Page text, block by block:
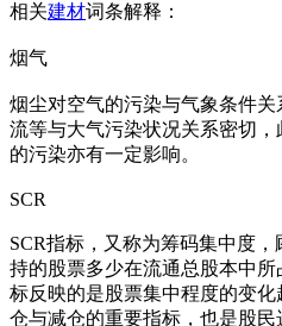
相关建材词条解释：
烟气
烟尘对空气的污染与气象条件
流等与大气污染状况关系密切
的污染亦有一定影响。
SCR
SCR指标，又称为筹码集中度
持的股票多少在流通总股本中
标反映的是股票集中程度的变
仓与减仓的重要指标，也是股